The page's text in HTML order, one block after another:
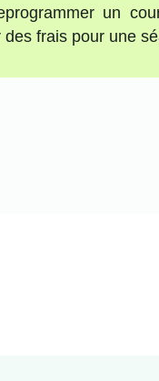
un
des frais pour une